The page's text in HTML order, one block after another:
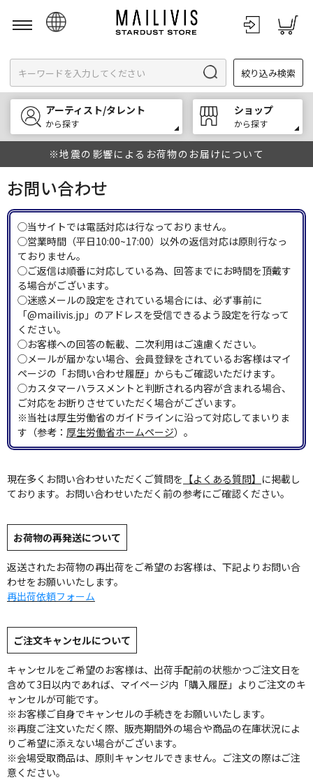
English
한국어
中文
絞り込み検索
アーティスト/タレント
から探す
ショップ
から探す
※地震の影響によるお荷物のお届けについて
お問い合わせ
◯当サイトでは電話対応は行なっておりません。
◯営業時間（平日10:00~17:00）以外の返信対応は原則行なっ
ておりません。
◯ご返信は順番に対応している為、回答までにお時間を頂戴す
る場合がございます。
◯迷惑メールの設定をされている場合には、必ず事前に
「@mailivis.jp」のアドレスを受信できるよう設定を行なって
ください。
◯お客様への回答の転載、二次利用はご遠慮ください。
◯メールが届かない場合、会員登録をされているお客様はマイ
ページの「お問い合わせ履歴」からもご確認いただけます。
◯カスタマーハラスメントと判断される内容が含まれる場合、
ご対応をお断りさせていただく場合がございます。
※当社は厚生労働省のガイドラインに沿って対応してまいりま
す（参考： 厚生労働省ホームページ）。
現在多くお問い合わせいただくご質問を 【よくある質問】 に掲載し
ております。お問い合わせいただく前の参考にご確認ください。
お荷物の再発送について
返送されたお荷物の再出荷をご希望のお客様は、下記よりお問い合
わせをお願いいたします。
再出荷依頼フォーム
ご注文キャンセルについて
キャンセルをご希望のお客様は、出荷手配前の状態かつご注文日を
含めて3日以内であれば、マイページ内「購入履歴」よりご注文のキ
ャンセルが可能です。
※お客様ご自身でキャンセルの手続きをお願いいたします。
※再度ご注文いただく際、販売期間外の場合や商品の在庫状況によ
りご希望に添えない場合がございます。
※会場受取商品は、原則キャンセルできません。ご注文の際はご注
意ください。